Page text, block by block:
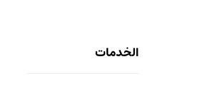
الخدمات